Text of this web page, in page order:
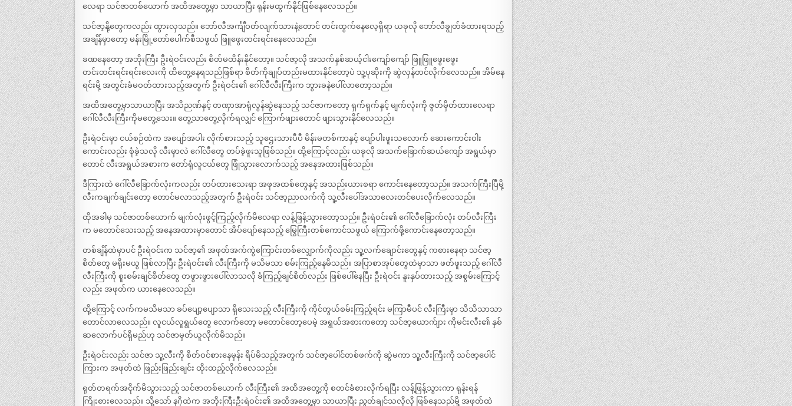
လေရာ သင်ဇာတစ်ယောက် အထိအတွေ့မှာ သာယာပြီး ရုန်းမထွက်နိုင်ဖြစ်နေလေသည်။
သင်ဇာ့နို့တွေကလည်း ထွားလှသည်။ ဘော်လီအင်္ကျီဝတ်လျက်သားနဲ့တောင် တင်းထွက်နေလေ့ရှိရာ ယခုလို ဘော်လီချွတ်ခံထားရသည့်
အချိန်မှာတော့ မန်းမြို့တော်ပေါက်စီသဖွယ် ဖြူဖွေးတင်းရင်းနေလေသည်။
ခဏနေတော့ အဘိုးကြီး ဦးရဲဝင်းလည်း စိတ်မထိန်းနိုင်တော့။ သင်ဇာ့လို အသက်နှစ်ဆယ့်ငါးကျော်ကျော် ဖြူဖြူဖွေးဖွေး
တင်းတင်းရင်းရင်းလေးကို ထိတွေ့နေရသည်ဖြစ်ရာ စိတ်ကိုချုပ်တည်းမထားနိုင်တော့ပဲ သူ့ပုဆိုးကို ဆွဲလှန်တင်လိုက်လေသည်။ အိမ်နေ
ရင်းမို့ အတွင်းခံမဝတ်ထားသည့်အတွက် ဦးရဲဝင်း၏ ဂေါ်လီလီးကြီးက ဘွားခနဲပေါ်လာတော့သည်။
အထိအတွေ့မှာသာယာပြီး အသိညဏ်နှင့် တဏှာအာရုံလွန်ဆွဲနေသည့် သင်ဇာကတော့ ရှက်ရှက်နှင့် မျက်လုံးကို ဇွတ်မှိတ်ထားလေရာ
ဂေါ်လီလီးကြီးကိုမတွေ့သေး။ တွေ့သာတွေ့လိုက်ရလျှင် ကြောက်ဖျားတောင် ဖျားသွားနိုင်လေသည်။
ဦးရဲဝင်းမှာ ငယ်စဉ်ထဲက အပျော်အပါး လိုက်စားသည့် သူဌေးသားပီပီ မိန်းမတစ်ကာနှင့် ပျော်ပါးဖူးသလောက် ဆေးကောင်းဝါး
ကောင်းလည်း စုံခဲ့သလို လီးမှာလဲ ဂေါ်လီတွေ တပ်ခဲ့ဖူးသူဖြစ်သည်။ ထို့ကြောင့်လည်း ယခုလို အသက်ခြောက်ဆယ်ကျော် အရွယ်မှာ
တောင် လီးအရွယ်အစားက တော်ရုံလူငယ်တွေ ဖြုံသွားလောက်သည့် အနေအထားဖြစ်သည်။
ဒီကြားထဲ ဂေါ်လီခြောက်လုံးကလည်း တပ်ထားသေးရာ အဖုအထစ်တွေနှင့် အသည်းယားစရာ ကောင်းနေတော့သည်။ အသက်ကြီးပြီမို့
လီးကချက်ချင်းတော့ တောင်မလာသည့်အတွက် ဦးရဲဝင်း သင်ဇာ့ညာလက်ကို သူ့လီးပေါ်အသာလေးတင်ပေးလိုက်လေသည်။
ထိုအခါမှ သင်ဇာတစ်ယောက် မျက်လုံးဖွင့်ကြည့်လိုက်မိလေရာ လန့်ဖြန့်သွားတော့သည်။ ဦးရဲဝင်း၏ ဂေါ်လီခြောက်လုံး တပ်လီးကြီး
က မတောင်သေးသည့် အနေအထားမှာတောင် အိပ်ပျော်နေသည့် မြွေကြီးတစ်ကောင်သဖွယ် ကြောက်ဖို့ကောင်းနေတော့သည်။
တစ်ချိန်ထဲမှာပင် ဦးရဲဝင်းက သင်ဇာ့၏ အဖုတ်အက်ကွဲကြောင်းတစ်လျှောက်ကိုလည်း သူ့လက်ချောင်းတွေနှင့် ကစားနေရာ သင်ဇာ့
စိတ်တွေ မရိုးမယွ ဖြစ်လာပြီး ဦးရဲဝင်း၏ လီးကြီးကို မသိမသာ စမ်းကြည့်နေမိသည်။ အပြာစာအုပ်တွေထဲမှာသာ ဖတ်ဖူးသည့် ဂေါ်လီ
လီးကြီးကို စူးစမ်းချင်စိတ်တွေ တဖွားဖွားပေါ်လာသလို ခံကြည့်ချင်စိတ်လည်း ဖြစ်ပေါ်နေပြီး ဦးရဲဝင်း နူးနှပ်ထားသည့် အစွမ်းကြောင့်
လည်း အဖုတ်က ယားနေလေသည်။
ထို့ကြောင့် လက်ကမသိမသာ ခပ်ပျော့ပျောသာ ရှိသေးသည့် လီးကြီးကို ကိုင်တွယ်စမ်းကြည့်ရင်း မကြာမီပင် လီးကြီးမှာ သိသိသာသာ
တောင်လာလေသည်။ လူငယ်လူရွယ်တွေ လောက်တော့ မတောင်တော့ပေမဲ့ အရွယ်အစားကတော့ သင်ဇာ့ယောက်ျား ကိုမင်းလီး၏ နှစ်
ဆလောက်ပင်ရှိမည်ဟု သင်ဇာမှတ်ယူလိုက်မိသည်။
ဦးရဲဝင်းလည်း သင်ဇာ သူ့လီးကို စိတ်ဝင်စားနေမှန်း ရိပ်မိသည့်အတွက် သင်ဇာ့ပေါင်တစ်ဖက်ကို ဆွဲမကာ သူ့လီးကြီးကို သင်ဇာ့ပေါင်
ကြားက အဖုတ်ထဲ ဖြည်းဖြည်းချင်း ထိုးထည့်လိုက်လေသည်။
ရုတ်တရက်အငိုက်မိသွားသည့် သင်ဇာတစ်ယောက် လီးကြီး၏ အထိအတွေ့ကို စတင်ခံစားလိုက်ရပြီး လန့်ဖြန့်သွားကာ ရုန်းရန်
ကြိုးစားလေသည်။ သို့သော် နဂိုထဲက အဘိုးကြီးဦးရဲဝင်း၏ အထိအတွေ့မှာ သာယာပြီး ညွတ်ချင်သလိုလို ဖြစ်နေသည်မို့ အဖုတ်ထဲ